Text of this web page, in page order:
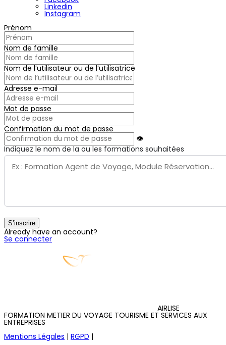
Linkedin
Instagram
Prénom
Nom de famille
Nom de l’utilisateur ou de l’utilisatrice
Adresse e-mail
Mot de passe
Confirmation du mot de passe
👁
Indiquez le nom de la ou les formations souhaitées
S’inscrire
Already have an account?
Se connecter
AIRLISE
FORMATION METIER DU VOYAGE TOURISME ET SERVICES AUX
ENTREPRISES
Mentions Légales | RGPD |